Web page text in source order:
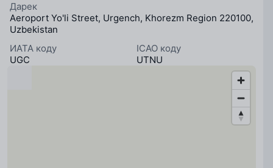
Дарек
Aeroport Yo'li Street, Urgench, Khorezm Region 220100,
Uzbekistan
ИАТА коду
UGC
ICAO коду
UTNU